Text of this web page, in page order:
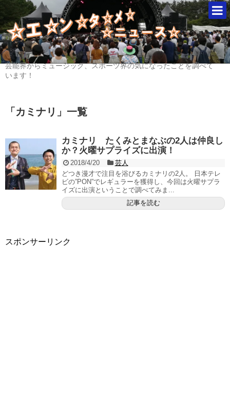
芸能界からミュージック、スポーツ界の気になったことを調べて
います！
「 カミナリ 」 一覧
カミナリ たくみとまなぶの2人は仲良し
か？火曜サプライズに出演！
2018/4/20
芸人
どつき漫才で注目を浴びるカミナリの2人。 日本テレ
ビの”PON”でレギュラーを獲得し、今回は火曜サプラ
イズに出演ということで調べてみま...
記事を読む
スポンサーリンク